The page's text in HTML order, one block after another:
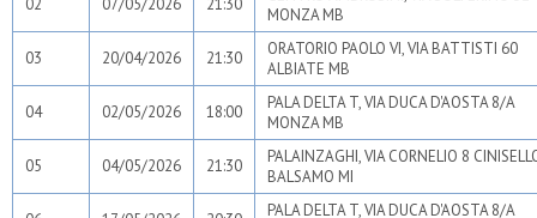
02 07/05/2026 21:30
MONZA MB
03 20/04/2026 21:30
ORATORIO PAOLO VI, VIA BATTISTI 60
ALBIATE MB
04 02/05/2026 18:00
PALA DELTA T, VIA DUCA D'AOSTA 8/A
MONZA MB
05 04/05/2026 21:30
PALAINZAGHI, VIA CORNELIO 8
BALSAMO MI
PALA DELTA T, VIA DUCA D'AOSTA 8/A